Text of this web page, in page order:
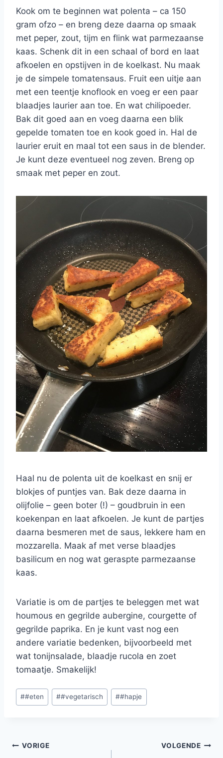
Kook om te beginnen wat polenta – ca 150
gram ofzo – en breng deze daarna op smaak
met peper, zout, tijm en flink wat parmezaanse
kaas. Schenk dit in een schaal of bord en laat
afkoelen en opstijven in de koelkast. Nu maak
je de simpele tomatensaus. Fruit een uitje aan
met een teentje knoflook en voeg er een paar
blaadjes laurier aan toe. En wat chilipoeder.
Bak dit goed aan en voeg daarna een blik
gepelde tomaten toe en kook goed in. Hal de
laurier eruit en maal tot een saus in de blender.
Je kunt deze eventueel nog zeven. Breng op
smaak met peper en zout.
Haal nu de polenta uit de koelkast en snij er
blokjes of puntjes van. Bak deze daarna in
olijfolie – geen boter (!) – goudbruin in een
koekenpan en laat afkoelen. Je kunt de partjes
daarna besmeren met de saus, lekkere ham en
mozzarella. Maak af met verse blaadjes
basilicum en nog wat geraspte parmezaanse
kaas.
Variatie is om de partjes te beleggen met wat
houmous en gegrilde aubergine, courgette of
gegrilde paprika. En je kunt vast nog een
andere variatie bedenken, bijvoorbeeld met
wat tonijnsalade, blaadje rucola en zoet
tomaatje. Smakelijk!
Bericht
tags:
##eten ##vegetarisch ##hapje
Bericht
VORIGE VOLGENDE